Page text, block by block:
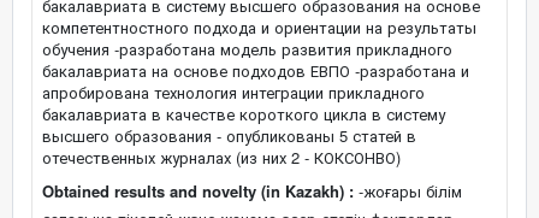
бакалавриата в систему высшего образования на основе
компетентностного подхода и ориентации на результаты
обучения -разработана модель развития прикладного
бакалавриата на основе подходов ЕВПО -разработана и
апробирована технология интеграции прикладного
бакалавриата в качестве короткого цикла в систему
высшего образования - опубликованы 5 статей в
отечественных журналах (из них 2 - КОКСОНВО)
Obtained results and novelty (in Kazakh) : -жоғары білім